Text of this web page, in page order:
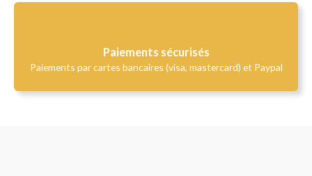
Paiements sécurisés
Paiements par cartes bancaires (visa, mastercard) et Paypal